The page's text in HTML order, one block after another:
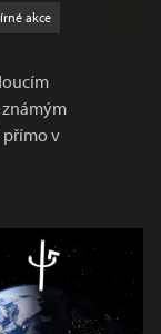
akce
známým
v